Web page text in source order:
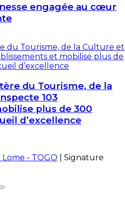
engagée au cœur
du Tourisme, de la
103
plus de 300
d’excellence
Lome - TOGO | Signature